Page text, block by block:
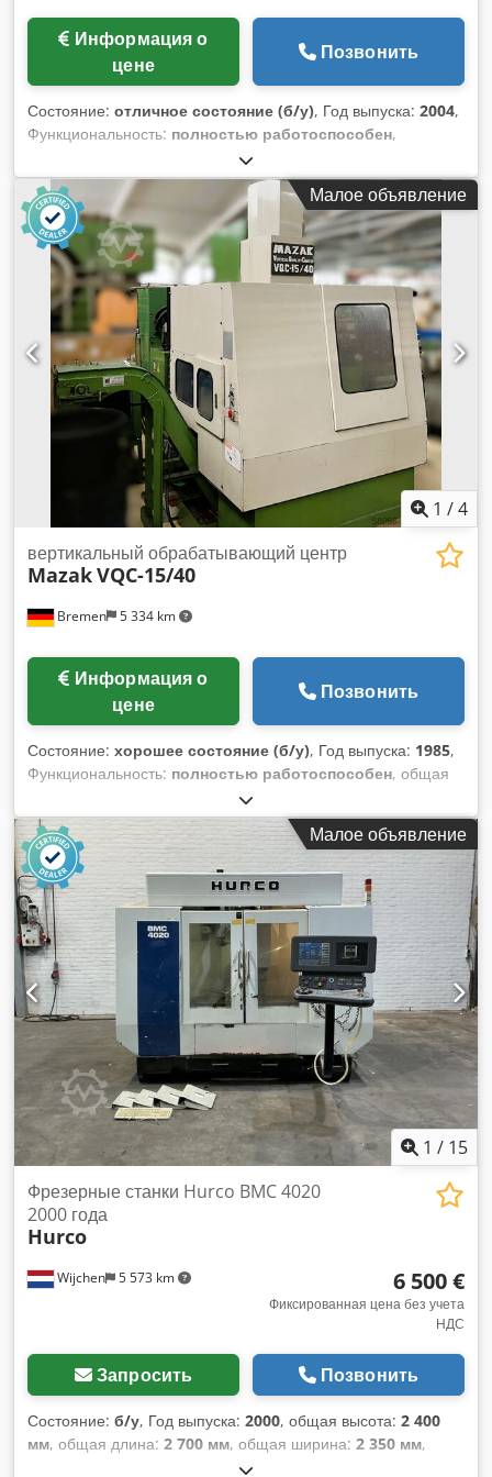
цене
Позвонить
Состояние: отличное состояние (б/у), Год выпуска: 2004,
Функциональность: полностью работоспособен,
Управление HEIDENHAIN iTNC 530 Размер стола: 1200 x
540 мм Нагрузка на стол: 1000 кг Перемещение по оси X:
1000 мм Перемещение по оси Y: 540 мм Перемещение по
оси Z: 620 мм Расстояние между шпинделем и
поверхностью стола: 150 – 770 мм Обороты шпинделя:
10000 об/мин Chedpfx Acjw Afwaoysa Конус: SK40
Мощность привода: 10 / 17 кВт Магазин инструментов: 30
позиций Быстрые перемещения X/Y: 35 м/мин
Максимальная подача: 12000 мм/мин Вес: 5300 кг
Габариты (ДxШxВ): 2910 x 2500 x 2850 мм Комплектация,
оснащение: - Охладительная установка - Транспортер
стружки - Электронный ручной маховик - Документация
Станок использовался в ремонтной мастерской.
Использовался мало. Очень хорошее состояние.
Малое объявление
1 /4
Bremen 5 334 km
вертикальный обрабатывающий центр
MazakVQC-15/40
цене
Позвонить
Состояние: хорошее состояние (б/у), Год выпуска: 1985,
Функциональность: полностью работоспособен, общая
, общая длина:
2 400 мм, общий вес:4 750 кг, максимальная скорость
шпинделя: 6 000 об/мин, Продажа осуществляется со
склада в Бремене. Производитель: Mazak, в комплекте со
стружкоотводящим устройством и дополнительным
оборудованием. Модель: VQC-15/40 Год выпуска: 1985
Технические характеристики: Ход по оси X: 560 мм Ход по
оси Y: 410 мм Ход по оси Z: 380 мм Система управления:
Mazatrol CAM M-2 Длина стола: 900 мм Ширина стола: 410
мм Максимальный вес заготовки: 300 кг Chjdpjzq Hwnefx
Acyja Количество позиций в сменном устройстве: 30 Конус
шпинделя: CAT 40 Максимальная частота вращения
шпинделя: 6000 об/мин Мощность двигателя шпинделя:
7,5 кВт Длина x ширина x высота: 2300,0 x 2400,0 x 2480,0
мм Вес: 4750 кг
Малое объявление
1 / 15
Wijchen 5 573 km
Фрезерные станки Hurco BMC 4020
2000 года
Hurco
6 500 €
Фиксированная цена без учета
НДС
Запросить Позвонить
Состояние: б/у, Год выпуска: 2000, общая высота: 2 400
мм, общая длина: 2 700 мм, общая ширина: 2 350 мм,
Цвет: Белый Собственный вес: 5000 кг ЧПУ Цифровой тип: